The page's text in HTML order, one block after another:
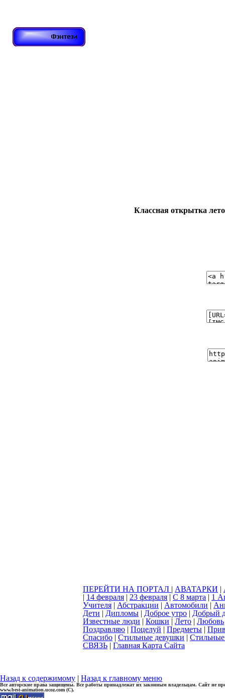
Классная открытка
ПЕРЕЙТИ НА ПОРТАЛ | АВАТАРКИ |
| 14 февраля | 23 февраля | С 8 марта | 1
Учителя | Абстракции | Автомобили |
Дети | Дипломы | Доброе утро | Добрый
Известные люди | Кошки | Лето | Любовь
Поздравляю | Поцелуй | Предметы |
Спасибо | Стильные девушки |
СВЯЗЬ | Главная Карта Сайта
Назад к содержимому | Назад к главному меню
Все авторские права защищены. Все работы принадлежат их законным владельцам. Сайт не
www.best-animation.ucoz.com (C).